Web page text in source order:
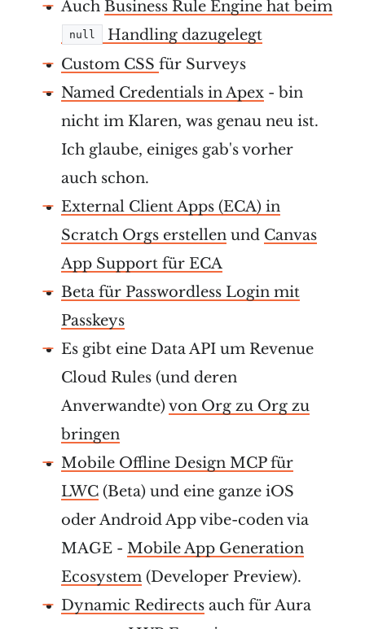
Auch Business Rule Engine hat beim
null
Handling dazugelegt
Custom CSS für Surveys
Named Credentials in Apex - bin
nicht im Klaren, was genau neu ist.
Ich glaube, einiges gab's vorher
auch schon.
External Client Apps (ECA) in
Scratch Orgs erstellen und Canvas
App Support für ECA
Beta für Passwordless Login mit
Passkeys
Es gibt eine Data API um Revenue
Cloud Rules (und deren
Anverwandte) von Org zu Org zu
bringen
Mobile Offline Design MCP für
LWC (Beta) und eine ganze iOS
oder Android App vibe-coden via
MAGE - Mobile App Generation
Ecosystem (Developer Preview).
Dynamic Redirects auch für Aura